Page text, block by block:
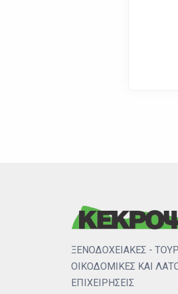
ΞΕΝΟΔΟΧΕΙΑΚΕΣ -
ΟΙΚΟΔΟΜΙΚΕΣ ΚΑΙ
ΕΠΙΧΕΙΡΗΣΕΙΣ